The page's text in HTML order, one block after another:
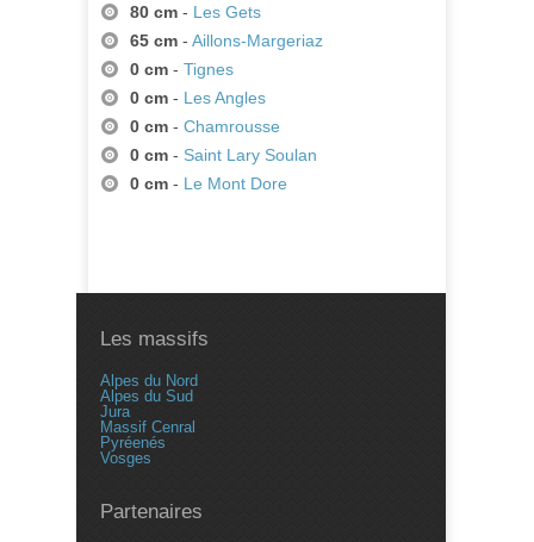
80 cm - Les Gets
65 cm - Aillons-Margeriaz
0 cm - Tignes
0 cm - Les Angles
0 cm - Chamrousse
0 cm - Saint Lary Soulan
0 cm - Le Mont Dore
Les massifs
Alpes du Nord
Alpes du Sud
Jura
Massif Cenral
Pyréenés
Vosges
Partenaires